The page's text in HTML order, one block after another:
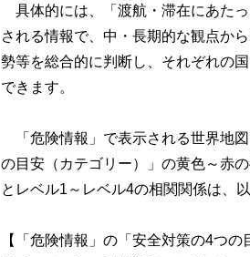
具体的には、「渡航・滞在にあた
される情報で、中・長期的な観点か
勢等を総合的に判断し、それぞれの
できます。
「危険情報」で表示される世界地
の目安（カテゴリー）」の黄色～赤
とレベル1～レベル4の相関関係は、
【「危険情報」の「安全対策の4つの